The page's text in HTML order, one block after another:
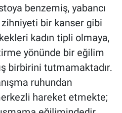
benzemiş, yabancı
bir kanser gibi
kadın tipli olmaya,
yönünde bir eğilim
birbirini tutmamaktadır.
ruhundan
hareket etmekte;